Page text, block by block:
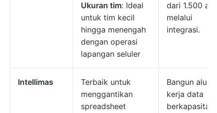
Ukuran tim: Ideal
untuk tim kecil
hingga menengah
dengan operasi
lapangan seluler
dari 1.500
melalui
integrasi.
Intellimas
Terbaik untuk
menggantikan
spreadsheet
Bangun alur
kerja data
berkapasitas